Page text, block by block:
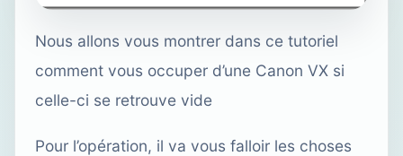
Nous allons vous montrer dans ce tutoriel
comment vous occuper d’une Canon VX si
celle-ci se retrouve vide
Pour l’opération, il va vous falloir les choses